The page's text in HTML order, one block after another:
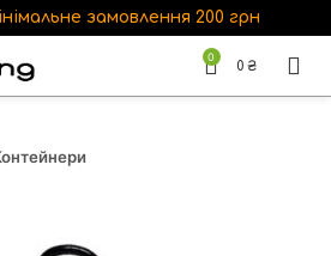
замовлення 200 грн
0
0 ₴